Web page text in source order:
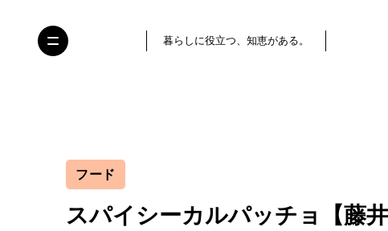
暮らしに役立つ、知恵がある。
フード
スパイシーカルパッチョ【藤